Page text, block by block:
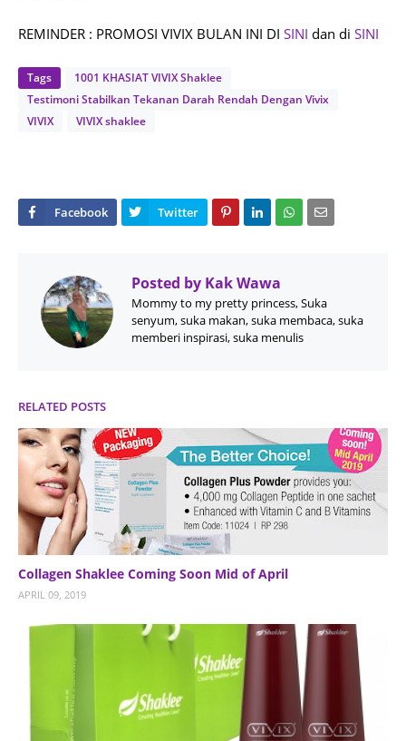
REMINDER : PROMOSI VIVIX BULAN INI DI SINI dan di SINI
Tags
1001 KHASIAT VIVIX Shaklee
Testimoni Stabilkan Tekanan Darah Rendah Dengan Vivix
VIVIX
VIVIX shaklee
Posted by Kak Wawa
Mommy to my pretty princess, Suka
senyum, suka makan, suka membaca, suka
memberi inspirasi, suka menulis
RELATED POSTS
Collagen Shaklee Coming Soon Mid of April
APRIL 09, 2019